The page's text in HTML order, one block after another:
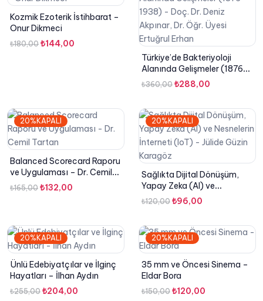
Kozmik Ezoterik İstihbarat –
Onur Dikmeci
₺180,00 Orijinal
₺144,00
Türkiye’de Bakteriyoloji
Alanında Gelişmeler (1876-
1938) – Doç. Dr. Deniz
Akpınar, Dr. Öğr. Üyesi
₺360,00 Orijinal
₺360,00.
₺288,00
fiyat:
₺288,00.
20%KAPALI
Balanced Scorecard Raporu
ve Uygulaması – Dr. Cemil
Tartan
₺165,00 Orijinal
₺132,00
₺132,00.
20%KAPALI
Sağlıkta Dijital Dönüşüm,
Yapay Zeka (AI) ve
Nesnelerin İnterneti (IoT) –
Jülide Güzin Karagöz
₺120,00 Orijinal
₺120,00.
₺96,00
fiyat:
20%KAPALI
Ünlü Edebiyatçılar ve İlginç
Hayatları – İlhan Aydın
₺255,00 Orijinal
₺204,00
20%KAPALI
35 mm ve Öncesi Sinema –
Eldar Bora
₺150,00 Orijinal
₺120,00